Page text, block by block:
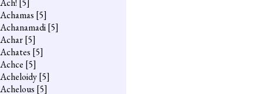
Ach! [5]
Achamas [5]
Achanamadi[5]
Achar[5]
Achates [5]
Achce [5]
Acheloidy[5]
Achelous [5]